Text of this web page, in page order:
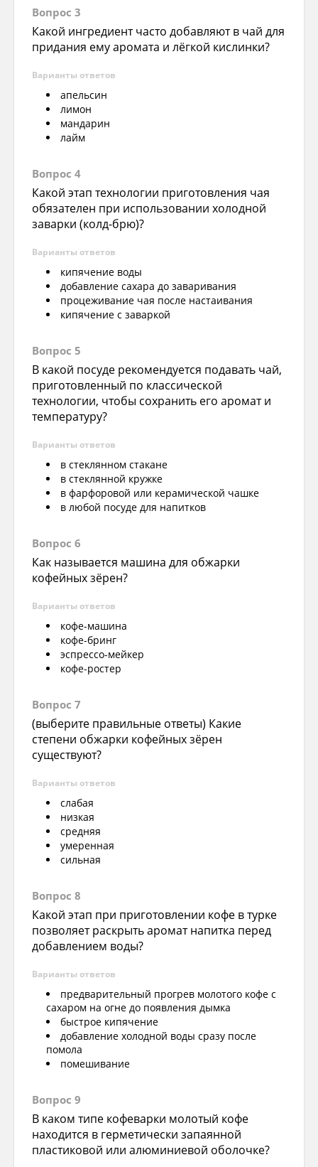
Вопрос 3
Какой ингредиент часто добавляют в чай для
придания ему аромата и лёгкой кислинки?
Варианты ответов
апельсин
лимон
мандарин
лайм
Вопрос 4
Какой этап технологии приготовления чая
обязателен при использовании холодной
заварки (колд-брю)?
Варианты ответов
кипячение воды
добавление сахара до заваривания
процеживание чая после настаивания
кипячение с заваркой
Вопрос 5
В какой посуде рекомендуется подавать чай,
приготовленный по классической
технологии, чтобы сохранить его аромат и
температуру?
Варианты ответов
в стеклянном стакане
в стеклянной кружке
в фарфоровой или керамической чашке
в любой посуде для напитков
Вопрос 6
Как называется машина для обжарки
кофейных зёрен?
Варианты ответов
кофе-машина
кофе-бринг
эспрессо-мейкер
кофе-ростер
Вопрос 7
(выберите правильные ответы) Какие
степени обжарки кофейных зёрен
существуют?
Варианты ответов
слабая
низкая
средняя
умеренная
сильная
Вопрос 8
Какой этап при приготовлении кофе в турке
позволяет раскрыть аромат напитка перед
добавлением воды?
Варианты ответов
предварительный прогрев молотого кофе с
сахаром на огне до появления дымка
быстрое кипячение
добавление холодной воды сразу после
помола
помешивание
Вопрос 9
В каком типе кофеварки молотый кофе
находится в герметически запаянной
пластиковой или алюминиевой оболочке?